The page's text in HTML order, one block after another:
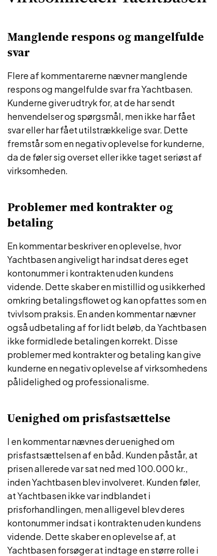
Manglende respons og mangelfulde
svar
Flere af kommentarerne nævner manglende
respons og mangelfulde svar fra Yachtbasen.
Kunderne giver udtryk for, at de har sendt
henvendelser og spørgsmål, men ikke har fået
svar eller har fået utilstrækkelige svar. Dette
fremstår som en negativ oplevelse for kunderne,
da de føler sig overset eller ikke taget seriøst af
virksomheden.
Problemer med kontrakter og
betaling
En kommentar beskriver en oplevelse, hvor
Yachtbasen angiveligt har indsat deres eget
kontonummer i kontrakten uden kundens
vidende. Dette skaber en mistillid og usikkerhed
omkring betalingsflowet og kan opfattes som en
tvivlsom praksis. En anden kommentar nævner
også udbetaling af for lidt beløb, da Yachtbasen
ikke formidlede betalingen korrekt. Disse
problemer med kontrakter og betaling kan give
kunderne en negativ oplevelse af virksomhedens
pålidelighed og professionalisme.
Uenighed om prisfastsættelse
I en kommentar nævnes der uenighed om
prisfastsættelsen af en båd. Kunden påstår, at
prisen allerede var sat ned med 100.000 kr.,
inden Yachtbasen blev involveret. Kunden føler,
at Yachtbasen ikke var indblandet i
prisforhandlingen, men alligevel blev deres
kontonummer indsat i kontrakten uden kundens
vidende. Dette skaber en oplevelse af, at
Yachtbasen forsøger at indtage en større rolle i